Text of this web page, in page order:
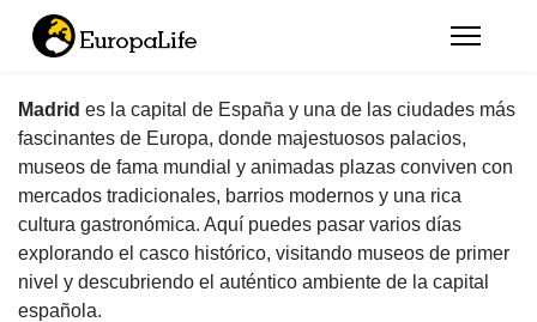
Madrid es la capital de España y una de las ciudades más
fascinantes de Europa, donde majestuosos palacios,
museos de fama mundial y animadas plazas conviven con
mercados tradicionales, barrios modernos y una rica
cultura gastronómica. Aquí puedes pasar varios días
explorando el casco histórico, visitando museos de primer
nivel y descubriendo el auténtico ambiente de la capital
española.